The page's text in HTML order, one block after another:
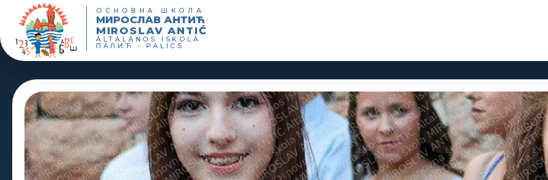
ОСНОВНА ШКОЛА
МИРОСЛАВ АНТИЋ
MIROSLAV ANTIĆ
ÁLTALÁNOS ISKOLA
ПАЛИЋ - PALICS